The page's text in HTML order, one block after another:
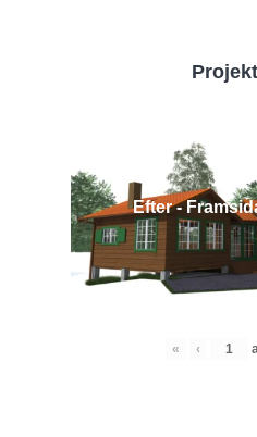
Efter -
« ‹